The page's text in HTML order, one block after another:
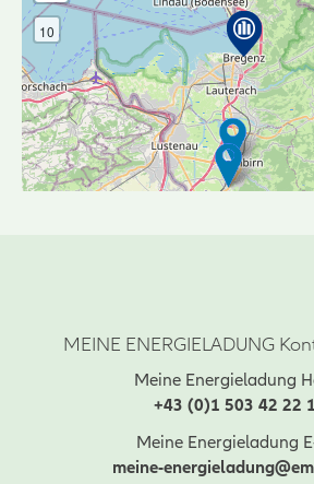
10
MEINE ENERGIELADUNG
Meine Energieladung
+43 (0)1 503 42 22
Meine Energieladung
meine-